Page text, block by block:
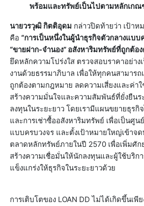
พร้อมและทรัพย์เป็นไปตามหลักเก
นายวรวุฒิ กิตติอุดม กล่าวปิดท้ายว่า เป้าห
คือ “การเป็นหนึ่งในผู้นำธุรกิจตัวกลางแบบ
“ขายฝาก-จำนอง” อสังหาริมทรัพย์ที่ถูกต้อ
ยึดหลักความโปร่งใส ตรวจสอบราคาอย่าง
งานด้วยธรรมาภิบาล เพื่อให้ทุกคนสามารถ
ถูกต้องตามกฎหมาย ลดความเสี่ยงและค่า
สร้างความมั่นใจและความสัมพันธ์ที่ยั่งยืนร
ลงทุนในระยะยาว โดยเรามีแผนขยายธุรกิ
และการเช่าซื้ออสังหาริมทรัพย์ เพื่อเป็นศูน
แบบครบวงจร และตั้งเป้าหมายใหญ่เข้าจ
ตลาดหลักทรัพย์ภายในปี 2570 เพื่อเพิ่มศั
สร้างความเชื่อมั่นให้นักลงทุนและผู้ใช้บริก
แข็งแกร่งให้ธุรกิจในระยะยาวด้วย
การเติบโตของ LOAN DD ไม่ได้เกิดขึ้นเพี